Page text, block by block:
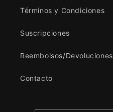
Términos y Condiciones
Suscripciones
Reembolsos/Devoluciones
Contacto